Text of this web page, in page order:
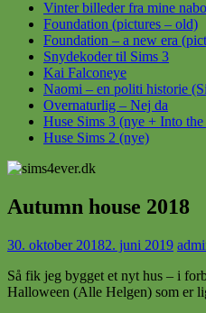
Vinter billeder fra mine
Foundation (pictures – old)
Foundation – a new era
Snydekoder til Sims 3
Kai Falconeye
Naomi – en politi historie
Overnaturlig – Nej da
Huse Sims 3 (nye + Into
Huse Sims 2 (nye)
Autumn house 2018
30. oktober 20182. juni 2019
Så fik jeg bygget et nyt hus – i
Halloween (Alle Helgen) som er